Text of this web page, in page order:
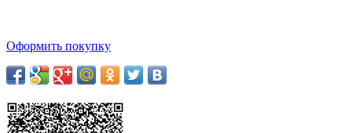
Оформить покупку